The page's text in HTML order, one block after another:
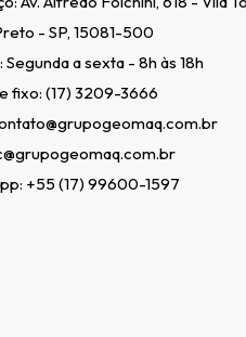
- SP, 15081-500
a sexta - 8h às 18h
fixo: (17) 3209-3666
+55 (17) 99600-1597